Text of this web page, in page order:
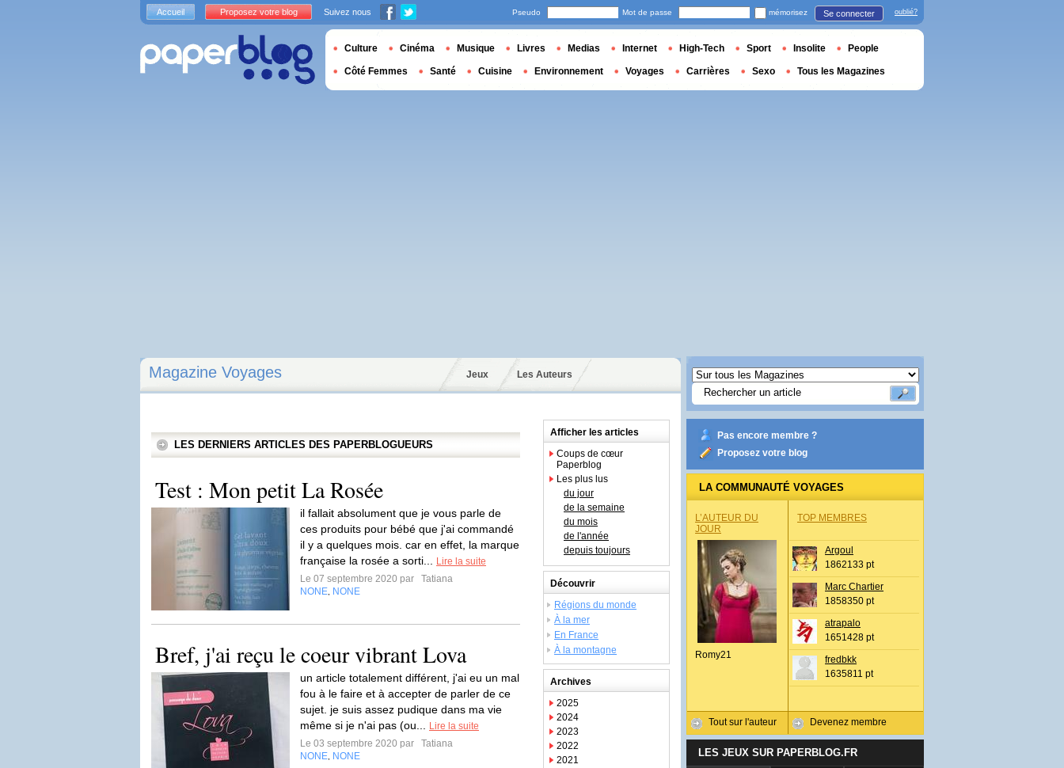
Magazine Voyages Jeux Les Auteurs
LES DERNIERS ARTICLES DES PAPERBLOGUEURS
Test : Mon petit La Rosée
il fallait absolument que je vous parle de
ces produits pour bébé que j'ai commandé
il y a quelques mois. car en effet, la marque
française la rosée a sorti...
Lire la suite
Le 07 septembre 2020 par
Tatiana
NONE NONE
Bref, j'ai reçu le coeur vibrant Lova
un article totalement différent, j'ai eu un mal
fou à le faire et à accepter de parler de ce
sujet. je suis assez pudique dans ma vie
même si je n'ai pas (ou...
Lire la suite
Le 03 septembre 2020 par
Tatiana
NONE NONE
Afficher les articles
Coups de cœur
Paperblog
Les plus lus
du jour
de la semaine
du mois
de l'année
depuis toujours
Découvrir
Régions du monde
À la mer
En France
À la montagne
Archives
2025
2024
2023
2022
2021
Pas encore membre ?
Proposez votre blog
LA COMMUNAUTÉ VOYAGES
L’AUTEUR DU
JOUR
Romy21
Tout sur l'auteur
TOP MEMBRES
Argoul
1862133 pt
Marc Chartier
1858350 pt
atrapalo
1651428 pt
fredbkk
1635811 pt
Devenez membre
LES JEUX SUR PAPERBLOG.FR
Accueil Proposez votre blog Suivez nous Pseudo Mot de passe mémorisez Se connecter oublié?
Culture Cinéma Musique Livres Medias Internet High-Tech Sport Insolite People
Côté Femmes Santé Cuisine Environnement Voyages Carrières Sexo Tous les Magazines